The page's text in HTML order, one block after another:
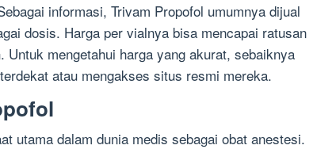
informasi, Trivam Propofol umumnya dijual
dosis. Harga per vialnya bisa mencapai ratusan
Untuk mengetahui harga yang akurat, sebaiknya
atau mengakses situs resmi mereka.
utama dalam dunia medis sebagai obat anestesi.